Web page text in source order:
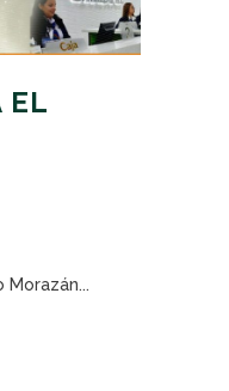
EL